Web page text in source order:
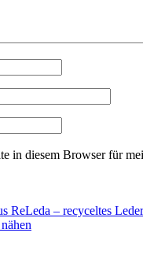
in diesem Browser für
ReLeda – recyceltes Leder